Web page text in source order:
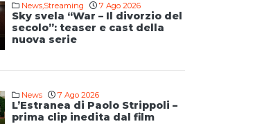
News,Streaming 7 Ago 2026
Sky svela “War – Il divorzio del
secolo”: teaser e cast della
nuova serie
News 7 Ago 2026
L’Estranea di Paolo Strippoli –
prima clip inedita dal film